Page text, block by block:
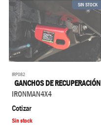
SIN STOCK
IRP082
GANCHOS DE RECUPERACIÓN
IRONMAN4X4
Cotizar
Sin stock